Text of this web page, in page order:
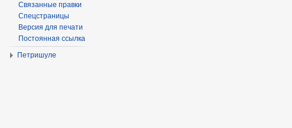
Связанные правки
Спецстраницы
Версия для печати
Постоянная ссылка
Петришуле